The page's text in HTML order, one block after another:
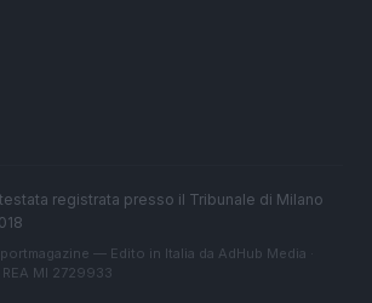
registrata presso il Tribunale di Milano
— Edito in Italia da AdHub Media
MI 2729933